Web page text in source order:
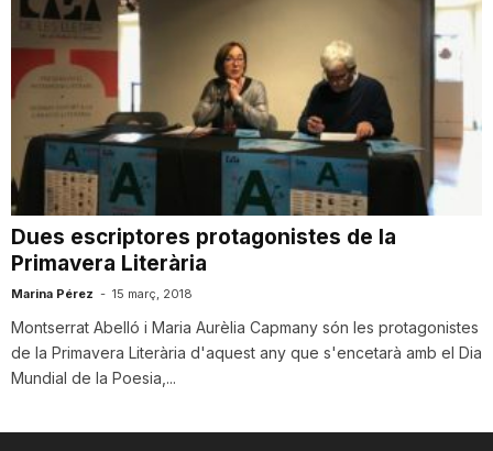
Dues escriptores protagonistes de la
Primavera Literària
Marina Pérez - 15 març, 2018
Montserrat Abelló i Maria Aurèlia Capmany són les protagonistes
de la Primavera Literària d'aquest any que s'encetarà amb el Dia
Mundial de la Poesia,...